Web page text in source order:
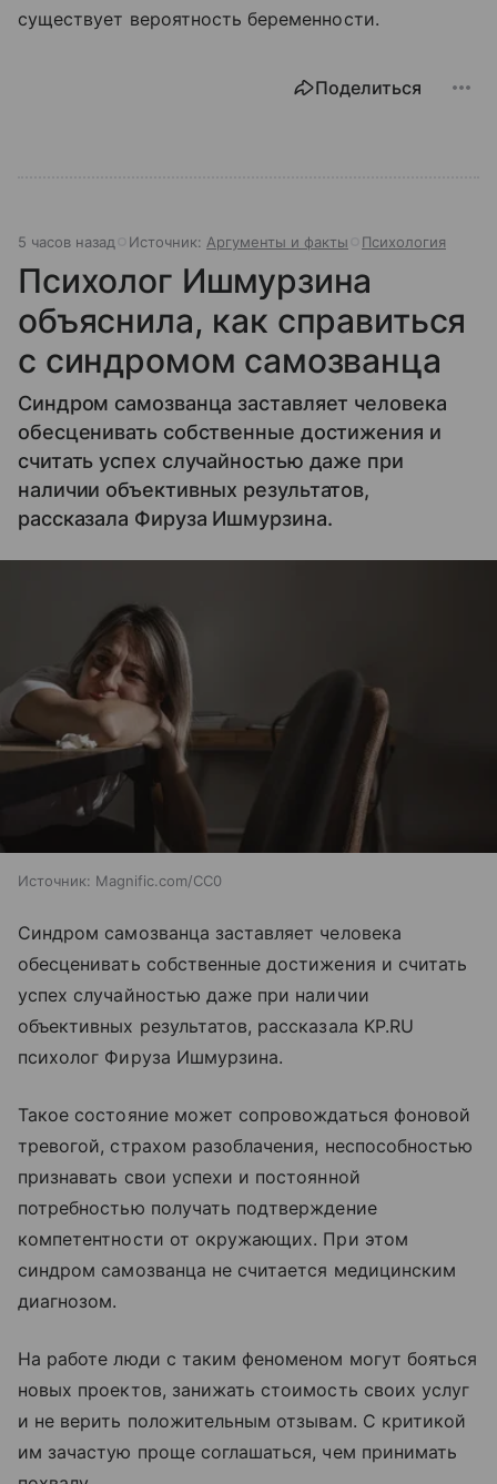
существует вероятность беременности.
Поделиться
5 часов назад Источник: Аргументы и факты Психология
Психолог Ишмурзина
объяснила, как справиться
с синдромом самозванца
Синдром самозванца заставляет человека
обесценивать собственные достижения и
считать успех случайностью даже при
наличии объективных результатов,
рассказала Фируза Ишмурзина.
Источник: Magnific.com/CC0
Синдром самозванца заставляет человека
обесценивать собственные достижения и считать
успех случайностью даже при наличии
объективных результатов, рассказала KP.RU
психолог Фируза Ишмурзина.
Такое состояние может сопровождаться фоновой
тревогой, страхом разоблачения, неспособностью
признавать свои успехи и постоянной
потребностью получать подтверждение
компетентности от окружающих. При этом
синдром самозванца не считается медицинским
диагнозом.
На работе люди с таким феноменом могут бояться
новых проектов, занижать стоимость своих услуг
и не верить положительным отзывам. С критикой
им зачастую проще соглашаться, чем принимать